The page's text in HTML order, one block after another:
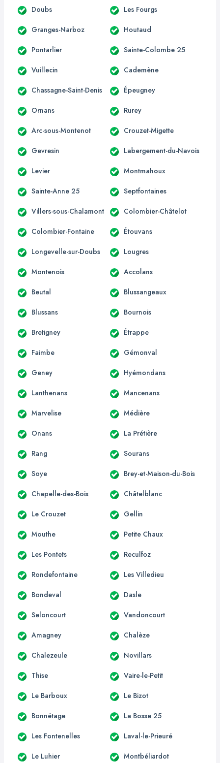
Doubs Les Fourgs
Granges-Narboz Houtaud
Pontarlier Sainte-Colombe 25
Vuillecin Cademène
Chassagne-Saint-Denis Épeugney
Ornans Rurey
Arc-sous-Montenot Crouzet-Migette
Gevresin Labergement-du-Navois
Levier Montmahoux
Sainte-Anne 25 Septfontaines
Villers-sous-Chalamont Colombier-Châtelot
Colombier-Fontaine Étouvans
Longevelle-sur-Doubs Lougres
Montenois Accolans
Beutal Blussangeaux
Blussans Bournois
Bretigney Étrappe
Faimbe Gémonval
Geney Hyémondans
Lanthenans Mancenans
Marvelise Médière
Onans La Prétière
Rang Sourans
Soye Brey-et-Maison-du-Bois
Chapelle-des-Bois Châtelblanc
Le Crouzet Gellin
Mouthe Petite Chaux
Les Pontets Reculfoz
Rondefontaine Les Villedieu
Bondeval Dasle
Seloncourt Vandoncourt
Amagney Chalèze
Chalezeule Novillars
Thise Vaire-le-Petit
Le Barboux Le Bizot
Bonnétage La Bosse 25
Les Fontenelles Laval-le-Prieuré
Le Luhier Montbéliardot